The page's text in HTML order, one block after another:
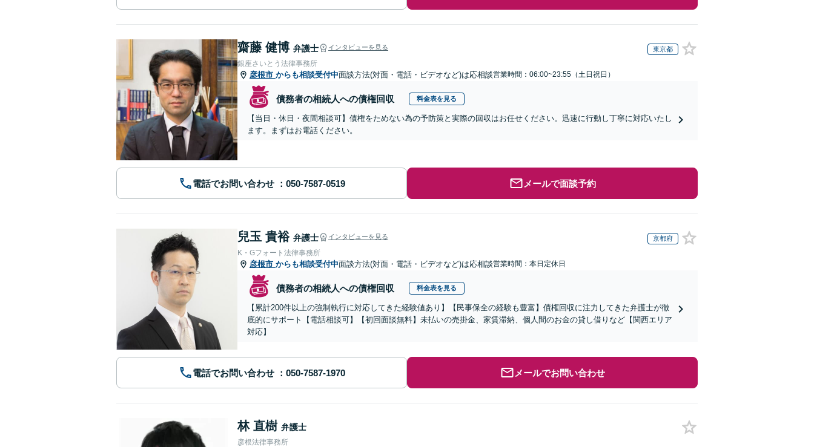
齋藤 健博 弁護士 インタビューを見る 東京都
銀座さいとう法律事務所
彦根市 からも相談受付中面談方法(対面・電話・ビデオなど)は応相談営業時間：06:00~23:55（土日祝日）
債務者の相続人への債権回収 料金表を見る
【当日・休日・夜間相談可】債権をためない為の予防策と実際の回収はお任せください。迅速に行動し丁寧に対応いたし
ます。まずはお電話ください。
電話でお問い合わせ メールで面談予約
兒玉 貴裕 弁護士 インタビューを見る 京都府
K・Gフォート法律事務所
彦根市 からも相談受付中面談方法(対面・電話・ビデオなど)は応相談営業時間：本日定休日
債務者の相続人への債権回収 料金表を見る
【累計200件以上の強制執行に対応してきた経験値あり】【民事保全の経験も豊富】債権回収に注力してきた弁護士が徹
底的にサポート【電話相談可】【初回面談無料】未払いの売掛金、家賃滞納、個人間のお金の貸し借りなど【関西エリア
対応】
電話でお問い合わせ メールでお問い合わせ
林 直樹 弁護士
彦根法律事務所